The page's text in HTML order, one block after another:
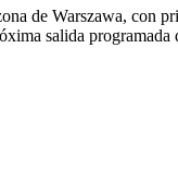
de Warszawa, con
salida